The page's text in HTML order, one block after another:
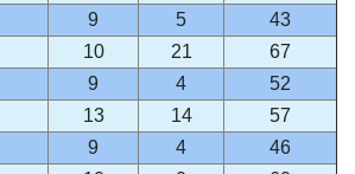
9 5
43
10 21
67
9 4
52
13 14
57
9 4
46